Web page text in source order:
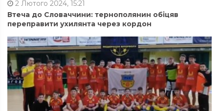
2 Лютого 2024, 15:21
Втеча до Словаччини: тернополянин обіцяв
переправити ухилянта через кордон